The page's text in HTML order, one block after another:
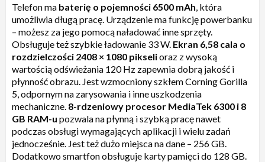
Telefon ma baterię o pojemności 6500 mAh, która
umożliwia długą pracę. Urządzenie ma funkcję powerbanku
– możesz za jego pomocą naładować inne sprzęty.
Obsługuje też szybkie ładowanie 33 W. Ekran 6,58 cala o
rozdzielczości 2408 × 1080 pikselioraz z wysoką
wartością odświeżania 120 Hz zapewnia dobrą jakość i
płynność obrazu. Jest wzmocniony szkłem Corning Gorilla
5, odpornym na zarysowania i inne uszkodzenia
mechaniczne. 8-rdzeniowy procesor MediaTek 6300 i 8
GB RAM-u pozwala na płynną i szybką pracę nawet
podczas obsługi wymagających aplikacji i wielu zadań
jednocześnie. Jest też dużo miejsca na dane – 256 GB.
Dodatkowo smartfon obsługuje karty pamięci do 128 GB.